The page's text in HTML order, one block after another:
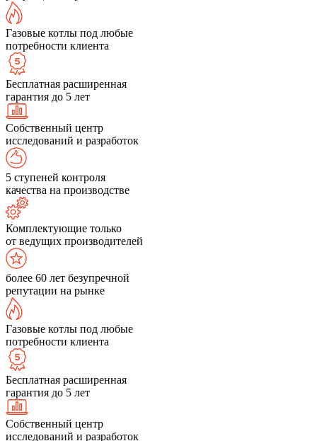
Газовые котлы под любые
потребности клиента
Бесплатная расширенная
гарантия до 5 лет
Собственный центр
исследований и разработок
5 ступеней контроля
качества на производстве
Комплектующие только
от ведущих производителей
более 60 лет безупречной
репутации на рынке
Газовые котлы под любые
потребности клиента
Бесплатная расширенная
гарантия до 5 лет
Собственный центр
исследований и разработок